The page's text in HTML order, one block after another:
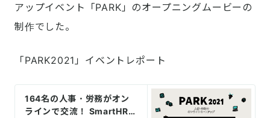
アップイベント「PARK」のオープニングムービーの
制作でした。
「PARK2021」イベントレポート
164名の人事・労務がオン
ラインで交流！ SmartHRユ